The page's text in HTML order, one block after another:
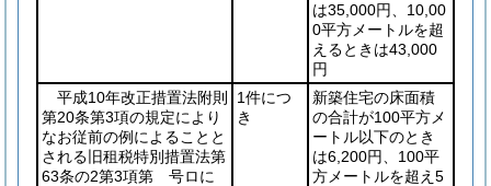
は35,000円、10,00
0平方メートルを超
えるときは43,000
円
平成10年改正措置法附則
第20条第3項の規定により
なお従前の例によることと
される旧租税特別措置法第
63条の2第3項第 号ロに
1件につ
き
新築住宅の床面積
の合計が100平方メ
ートル以下のとき
は6,200円、100平
方メートルを超え5